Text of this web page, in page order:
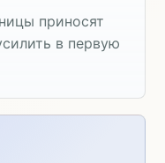
приносят
в первую